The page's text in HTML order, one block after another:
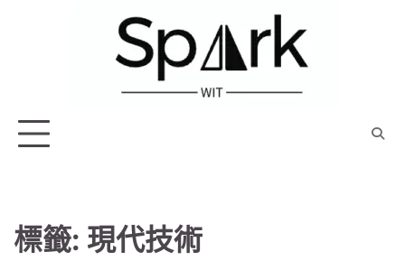
標籤: 現代技術